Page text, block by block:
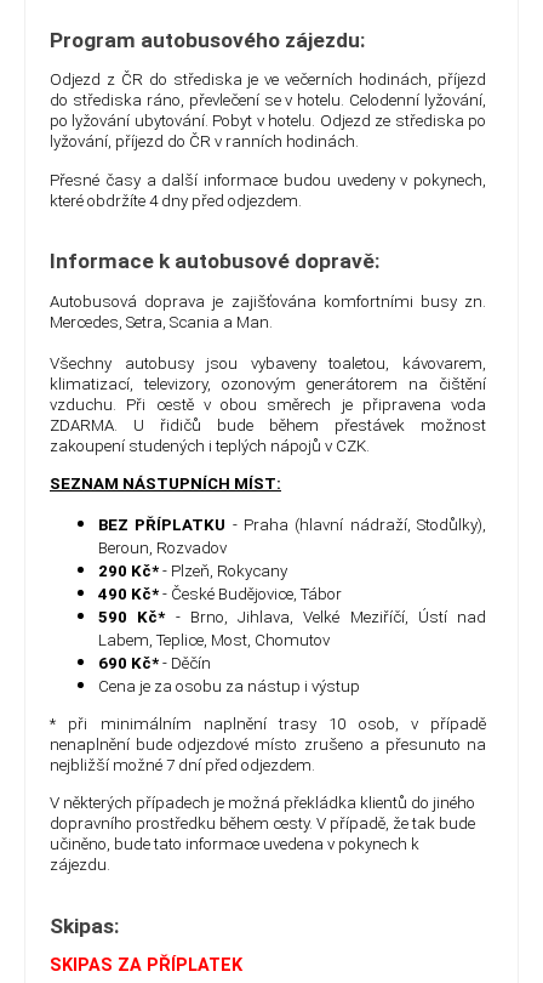
Program autobusového zájezdu:
Odjezd z ČR do střediska je ve večerních hodinách, příjezd
do střediska ráno, převlečení se v hotelu. Celodenní lyžování,
po lyžování ubytování. Pobyt v hotelu. Odjezd ze střediska po
lyžování, příjezd do ČR v ranních hodinách.
Přesné časy a další informace budou uvedeny v pokynech,
které obdržíte 4 dny před odjezdem.
Informace k autobusové dopravě:
Autobusová doprava je zajišťována komfortními busy zn.
Mercedes, Setra, Scania a Man.
Všechny autobusy jsou vybaveny toaletou, kávovarem,
klimatizací, televizory, ozonovým generátorem na čištění
vzduchu. Při cestě v obou směrech je připravena voda
ZDARMA. U řidičů bude během přestávek možnost
zakoupení studených i teplých nápojů v CZK.
SEZNAM NÁSTUPNÍCH MÍST:
BEZ PŘÍPLATKU - Praha (hlavní nádraží, Stodůlky),
Beroun, Rozvadov
290 Kč* - Plzeň, Rokycany
490 Kč* - České Budějovice, Tábor
590 Kč* - Brno, Jihlava, Velké Meziříčí, Ústí nad
Labem, Teplice, Most, Chomutov
690 Kč* - Děčín
Cena je za osobu za nástup i výstup
* při minimálním naplnění trasy 10 osob, v případě
nenaplnění bude odjezdové místo zrušeno a přesunuto na
nejbližší možné 7 dní před odjezdem.
V některých případech je možná překládka klientů do jiného
dopravního prostředku během cesty. V případě, že tak bude
učiněno, bude tato informace uvedena v pokynech k
zájezdu.
Skipas:
SKIPAS ZA PŘÍPLATEK